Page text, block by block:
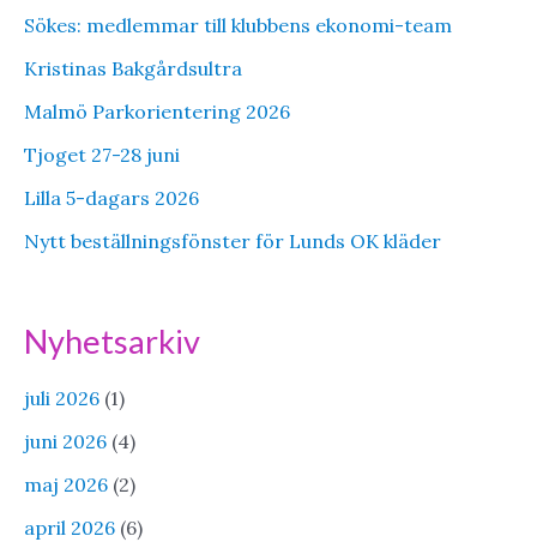
Sökes: medlemmar till klubbens ekonomi-team
Kristinas Bakgårdsultra
Malmö Parkorientering 2026
Tjoget 27-28 juni
Lilla 5-dagars 2026
Nytt beställningsfönster för Lunds OK kläder
Nyhetsarkiv
juli 2026 (1)
juni 2026 (4)
maj 2026 (2)
april 2026 (6)